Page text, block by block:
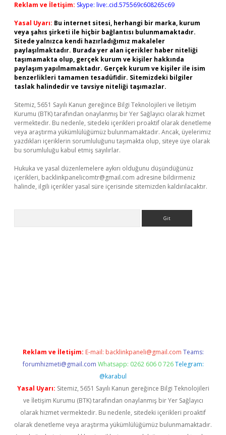
Reklam ve İletişim: Skype: live:.cid.575569c608265c69
Yasal Uyarı: Bu internet sitesi, herhangi bir marka, kurum
veya şahıs şirketi ile hiçbir bağlantısı bulunmamaktadır.
Sitede yalnızca kendi hazırladığımız makaleler
paylaşılmaktadır. Burada yer alan içerikler haber niteliği
taşımamakta olup, gerçek kurum ve kişiler hakkında
paylaşım yapılmamaktadır. Gerçek kurum ve kişiler ile isim
benzerlikleri tamamen tesadüfidir. Sitemizdeki bilgiler
taslak halindedir ve tavsiye niteliği taşımazlar.
Sitemiz, 5651 Sayılı Kanun gereğince Bilgi Teknolojileri ve İletişim
Kurumu (BTK) tarafından onaylanmış bir Yer Sağlayıcı olarak hizmet
vermektedir. Bu nedenle, sitedeki içerikleri proaktif olarak denetleme
veya araştırma yükümlülüğümüz bulunmamaktadır. Ancak, üyelerimiz
yazdıkları içeriklerin sorumluluğunu taşımakta olup, siteye üye olarak
bu sorumluluğu kabul etmiş sayılırlar.
Hukuka ve yasal düzenlemelere aykırı olduğunu düşündüğünüz
içerikleri, backlinkpanelicomtr@gmail.com adresine bildirmeniz
halinde, ilgili içerikler yasal süre içerisinde sitemizden kaldırılacaktır.
Reklam ve İletişim: E-mail: backlinkpaneli@gmail.com Teams:
forumhizmeti@gmail.com Whatsapp: 0262 606 0 726 Telegram:
@karabul
Yasal Uyarı: Sitemiz, 5651 Sayılı Kanun gereğince Bilgi Teknolojileri
ve İletişim Kurumu (BTK) tarafından onaylanmış bir Yer Sağlayıcı
olarak hizmet vermektedir. Bu nedenle, sitedeki içerikleri proaktif
olarak denetleme veya araştırma yükümlülüğümüz bulunmamaktadır.